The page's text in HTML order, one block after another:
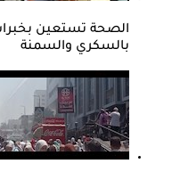
الصحة تستعين
بالسكري والسمنة